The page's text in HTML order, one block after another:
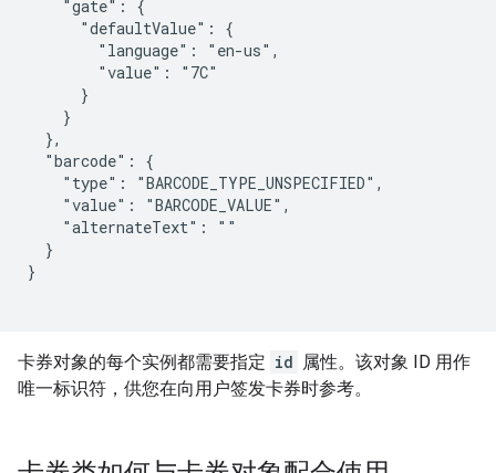
    "gate": {
      "defaultValue": {
        "language": "en-us",
        "value": "7C"
      }
    }
  },
  "barcode": {
    "type": "BARCODE_TYPE_UNSPECIFIED",
    "value": "BARCODE_VALUE",
    "alternateText": ""
  }
}
卡券对象的每个实例都需要指定 id 属性。该对象 ID 用作
唯一标识符，供您在向用户签发卡券时参考。